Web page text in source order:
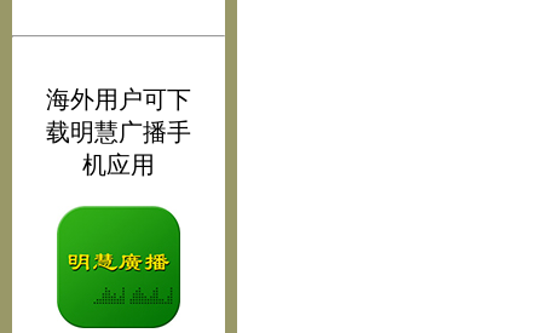
海外用户可下
载明慧广播手
机应用